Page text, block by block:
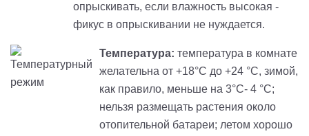
опрыскивать, если влажность высокая -
фикус в опрыскивании не нуждается.
Температура: температура в комнате
желательна от +18°С до +24 °С, зимой,
как правило, меньше на 3°С- 4 °С;
нельзя размещать растения около
отопительной батареи; летом хорошо